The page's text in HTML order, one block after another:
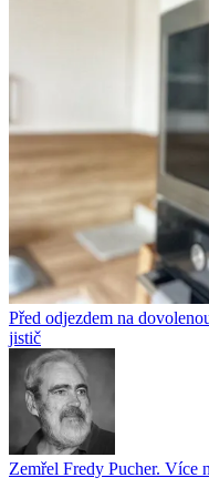
Před odjezdem na
jistič
Zemřel Fredy Pucher. Více